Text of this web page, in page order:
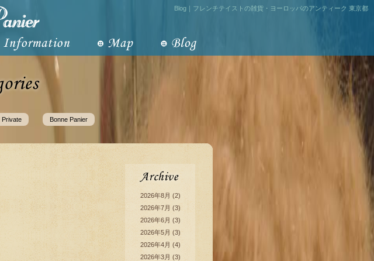
Blog｜フレンチテイストの雑貨・ヨーロッパのアンティーク 東京都
Private Bonne Panier
2026年8月 (2)
2026年7月 (3)
2026年6月 (3)
2026年5月 (3)
2026年4月 (4)
2026年3月 (3)